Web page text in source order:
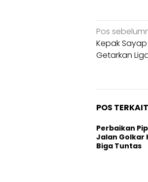
pos
Pos
Kepak
Getarkan
POS TERKAIT
Perbaikan
Jalan Golkar
Biga Tuntas